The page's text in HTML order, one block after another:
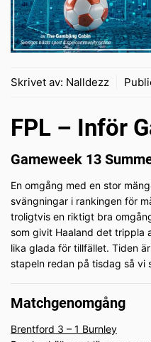
Skrivet av: Nalldezz
FPL – Inför
Gameweek 13
En omgång med en stor
svängningar i rankingen för
troligtvis en riktigt bra
som givit Haaland det trippla
lika glada för tillfället. Tiden
stapeln redan på tisdag så vi
Matchgenomgång
Brentford 3 – 1 Burnley